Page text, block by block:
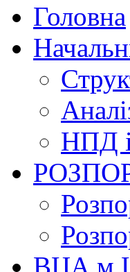
Головна
НПД
ВЦА